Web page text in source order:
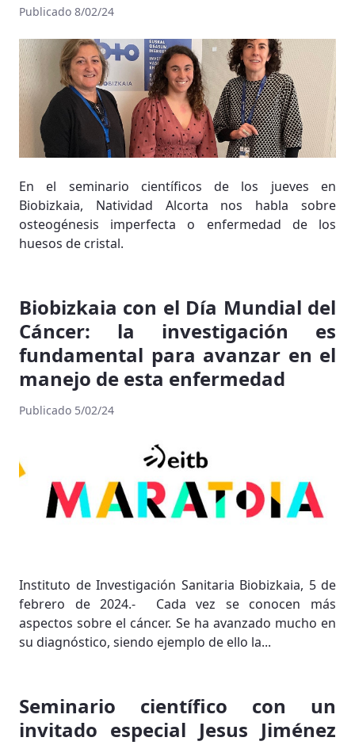
Publicado 8/02/24
En el seminario científicos de los jueves en
Biobizkaia, Natividad Alcorta nos habla sobre
osteogénesis imperfecta o enfermedad de los
huesos de cristal.
Biobizkaia con el Día Mundial del
Cáncer: la investigación es
fundamental para avanzar en el
manejo de esta enfermedad
Publicado 5/02/24
Instituto de Investigación Sanitaria Biobizkaia, 5 de
febrero de 2024.- Cada vez se conocen más
aspectos sobre el cáncer. Se ha avanzado mucho en
su diagnóstico, siendo ejemplo de ello la...
Seminario científico con un
invitado especial Jesus Jiménez